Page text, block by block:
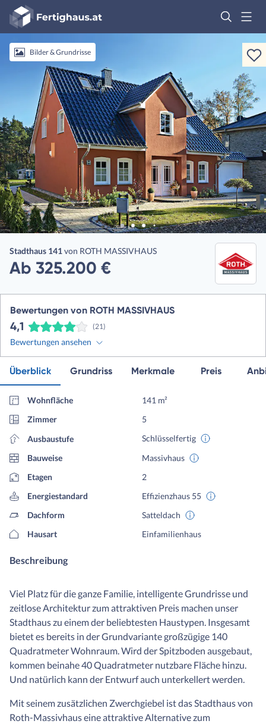
Fertighaus
Logo
AnmeldenBilder & Grundrisse
Stadthaus 141von ROTH MASSIVHAUS
Ab 325.200 €
Bewertungen von ROTH MASSIVHAUS
4,1 (21)
Bewertungen ansehen
Überblick Grundriss Merkmale Preis
Wohnfläche
141 m²
Zimmer
5
Ausbaustufe
Schlüsselfertig
Bauweise
Massivhaus
Etagen
2
Energiestandard
Effizienzhaus 55
Dachform
Satteldach
Hausart
Einfamilienhaus
Beschreibung
Viel Platz für die ganze Familie, intelligente Grundrisse und
zeitlose Architektur zum attraktiven Preis machen unser
Stadthaus zu einem der beliebtesten Haustypen. Insgesamt
bietet es bereits in der Grundvariante großzügige 140
Quadratmeter Wohnraum. Wird der Spitzboden ausgebaut,
kommen beinahe 40 Quadratmeter nutzbare Fläche hinzu.
Und natürlich kann der Entwurf auch unterkellert werden.
Mit seinem zusätzlichen Zwerchgiebel ist das Stadthaus von
Roth-Massivhaus eine attraktive Alternative zum